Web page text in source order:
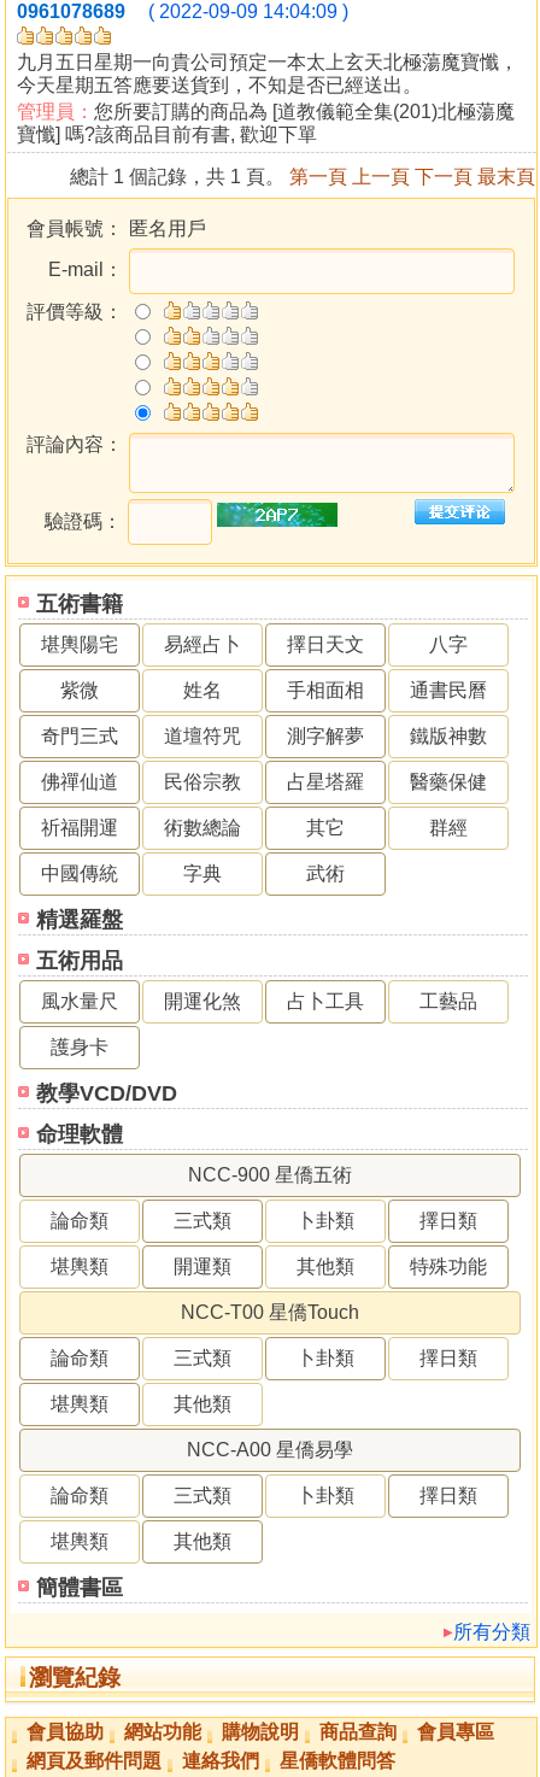
五術書籍
堪輿陽宅 易經占卜 擇日天文 八字
紫微 姓名 手相面相 通書民曆
奇門三式 道壇符咒 測字解夢 鐵版神數
佛禪仙道 民俗宗教 占星塔羅 醫藥保健
祈福開運 術數總論 其它 群經
中國傳統 字典 武術
精選羅盤
五術用品
風水量尺 開運化煞 占卜工具 工藝品
護身卡
教學VCD/DVD
命理軟體
NCC-900 星僑五術
論命類 三式類 卜卦類 擇日類
堪輿類 開運類 其他類 特殊功能
NCC-T00 星僑Touch
論命類 三式類 卜卦類 擇日類
堪輿類 其他類
NCC-A00 星僑易學
論命類 三式類 卜卦類 擇日類
堪輿類 其他類
簡體書區
所有分類
瀏覽紀錄
0961078689 ( 2022-09-09 14:04:09 )
九月五日星期一向貴公司預定一本太上玄天北極蕩魔寶懺，
今天星期五答應要送貨到，不知是否已經送出。
管理員：您所要訂購的商品為 [道教儀範全集(201)北極蕩魔
寶懺] 嗎?該商品目前有書, 歡迎下單
總計 1 個記錄，共 1 頁。 第一頁 上一頁 下一頁 最末頁
會員帳號：
匿名用戶
E-mail：
評價等級：
評論內容：
驗證碼：
會員協助 網站功能 購物說明 商品查詢
會員專區
網頁及郵件問題
連絡我們 星僑軟體問答